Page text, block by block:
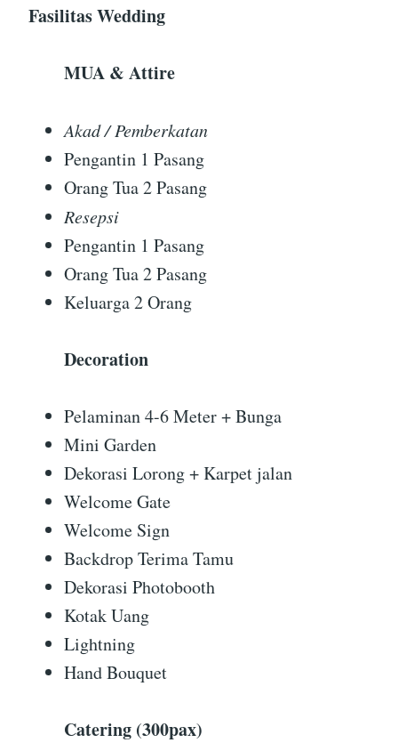
Fasilitas Wedding
MUA & Attire
Akad / Pemberkatan
Pengantin 1 Pasang
Orang Tua 2 Pasang
Resepsi
Pengantin 1 Pasang
Orang Tua 2 Pasang
Keluarga 2 Orang
Decoration
Pelaminan 4-6 Meter + Bunga
Mini Garden
Dekorasi Lorong + Karpet jalan
Welcome Gate
Welcome Sign
Backdrop Terima Tamu
Dekorasi Photobooth
Kotak Uang
Lightning
Hand Bouquet
Catering (300pax)